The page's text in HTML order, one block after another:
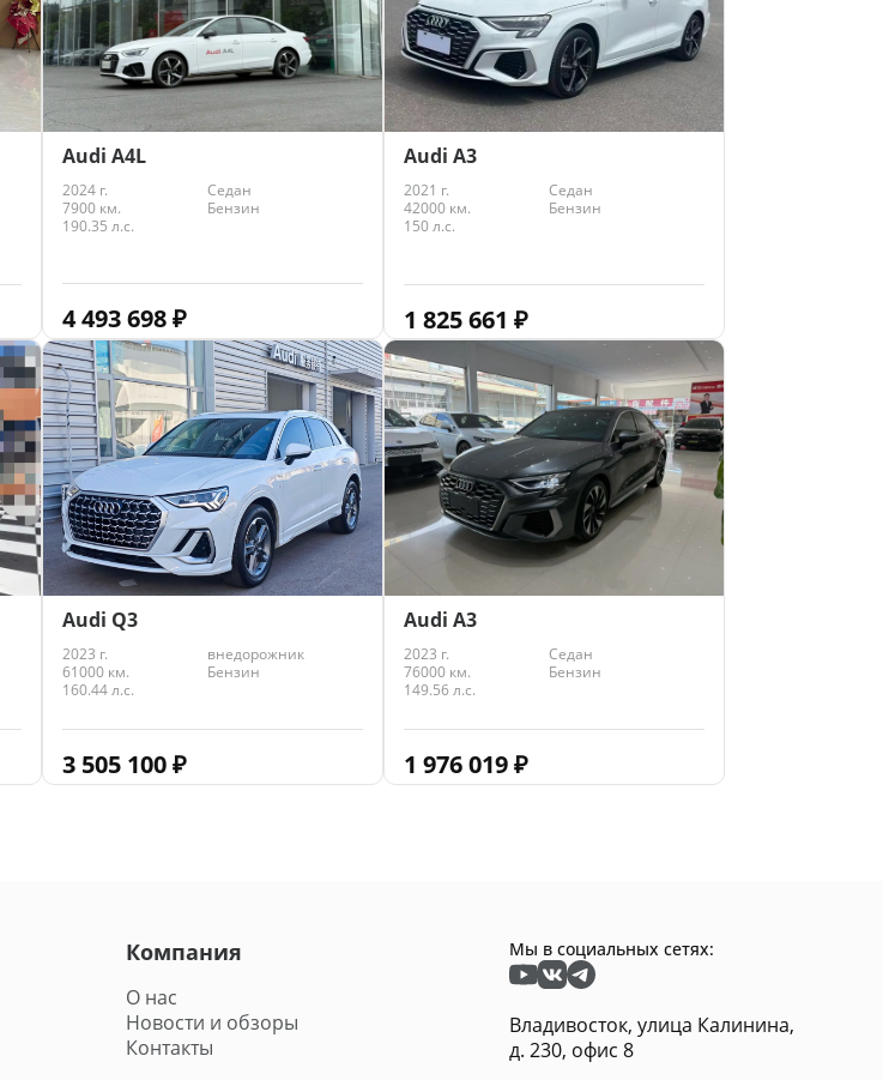
Audi A4L
2024 г.
Седан
7900 км.
Бензин
190.35 л.с.
4 493 698₽
Audi A3
2021 г.
Седан
42000 км.
Бензин
150 л.с.
1 825 661 ₽
Audi Q3
2023 г.
внедорожник
61000 км.
Бензин
160.44 л.с.
3 505 100₽
Audi A3
2023 г.
Седан
76000 км.
Бензин
149.56 л.с.
1 976 019₽
Компания
О нас
Новости и обзоры
Контакты
Мы в социальных сетях:
Владивосток, улица Калинина,
д. 230, офис 8